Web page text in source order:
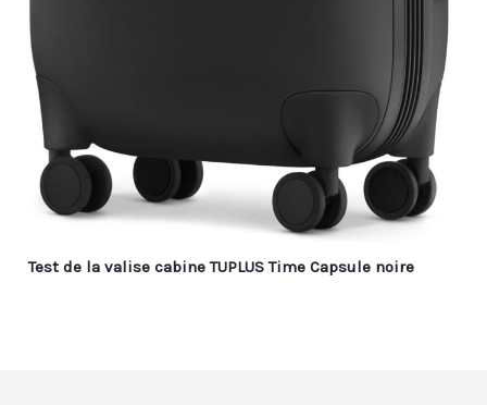
Test de la valise cabine TUPLUS Time Capsule noire